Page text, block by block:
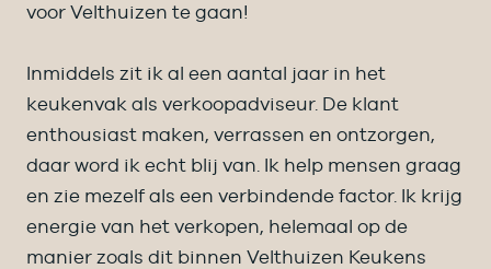
voor Velthuizen te gaan!
Inmiddels zit ik al een aantal jaar in het
keukenvak als verkoopadviseur. De klant
enthousiast maken, verrassen en ontzorgen,
daar word ik echt blij van. Ik help mensen graag
en zie mezelf als een verbindende factor. Ik krijg
energie van het verkopen, helemaal op de
manier zoals dit binnen Velthuizen Keukens